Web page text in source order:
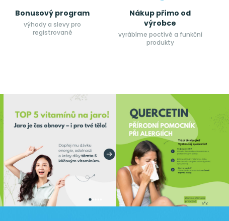
Bonusový program
výhody a slevy pro
registrované
Nákup přímo od
výrobce
vyrábíme poctívé a funkční
produkty